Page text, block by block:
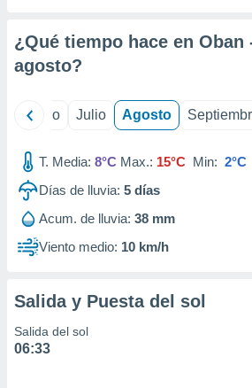
e
mediante
publicidad
publicidad
de
1199
¿Qué tiempo hace en Oban
agosto?
Junio Julio Agosto
T. Media: 8°C Max.: 15°C Min: 2°C
Días de lluvia: 5 días
Acum. de lluvia: 38 mm
Viento medio: 10 km/h
Salida y Puesta del sol
Salida del sol
06:33